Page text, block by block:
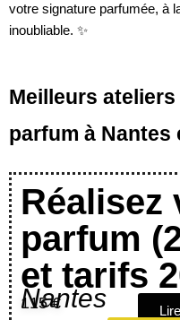
votre signature parfumée, à
inoubliable. ✨
Meilleurs
parfum à Nantes
Réalisez
parfum
et tarifs
Nantes
115 €